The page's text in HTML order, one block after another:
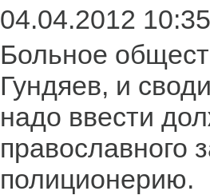
04.04.2012 10:35
Больное
Гундяев, и
надо ввести
православного
полиционерию.